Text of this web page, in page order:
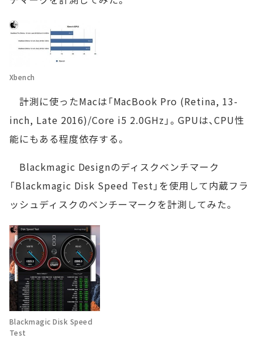
Xbench
計測に使ったMacは「MacBook Pro (Retina, 13-
inch, Late 2016)/Core i5 2.0GHz」。GPUは、CPU性
能にもある程度依存する。
Blackmagic Designのディスクベンチマーク
「Blackmagic Disk Speed Test」を使用して内蔵フラ
ッシュディスクのベンチーマークを計測してみた。
Blackmagic Disk Speed
Test